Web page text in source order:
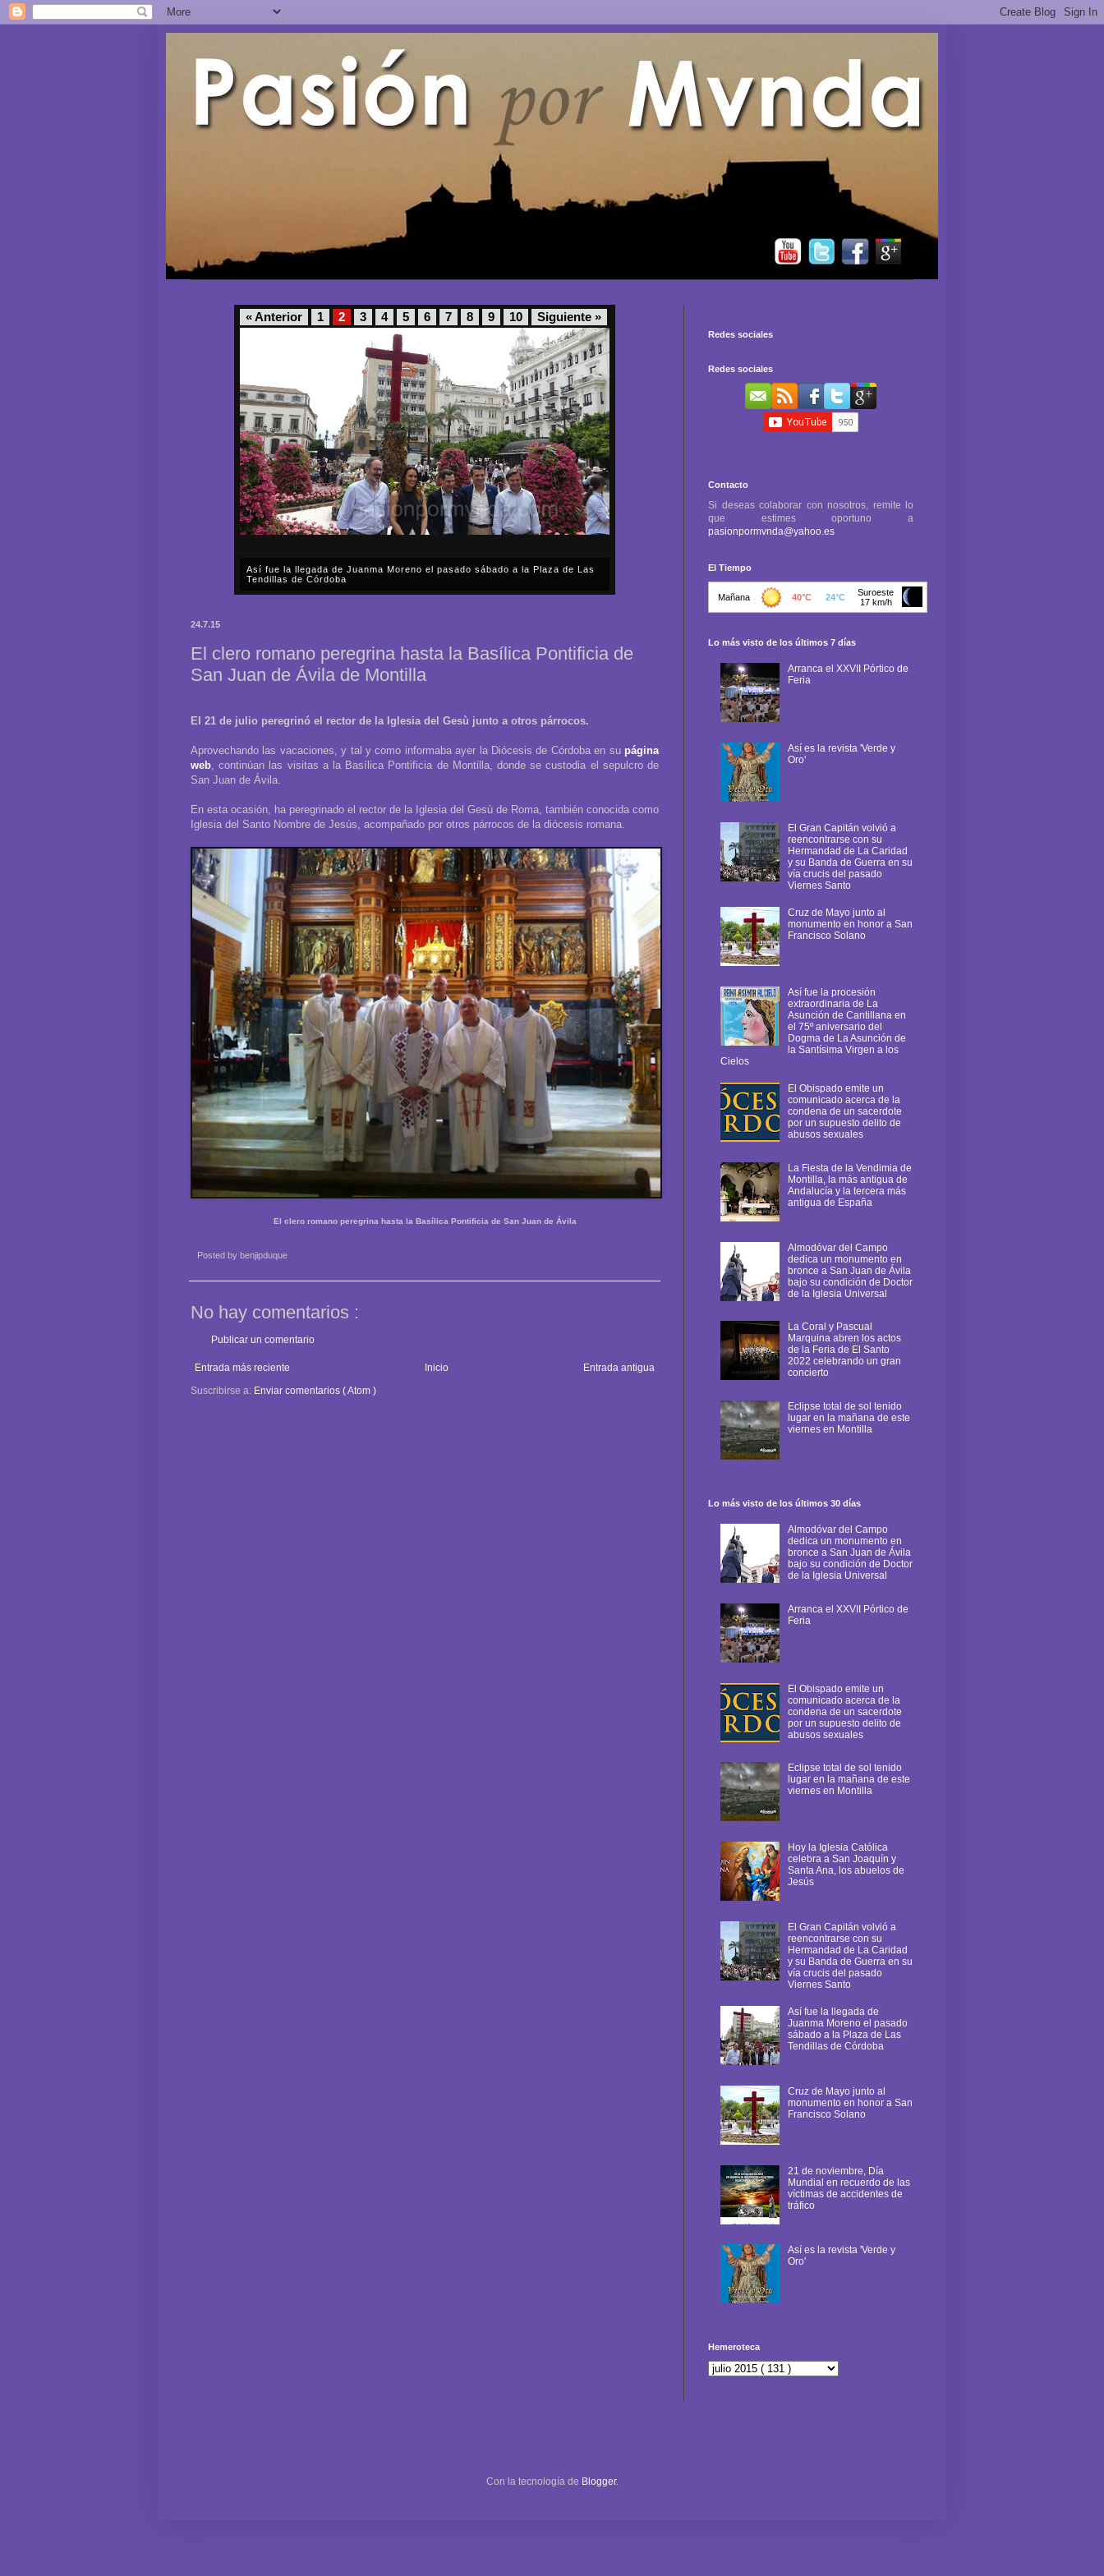
« Anterior 1 2 3 4 5 6 7 8 9 10 Siguiente »
Así fue la llegada de Juanma Moreno el pasado sábado a la Plaza de Las
Tendillas de Córdoba
24.7.15
El clero romano peregrina hasta la Basílica Pontificia de
San Juan de Ávila de Montilla
El 21 de julio peregrinó el rector de la Iglesia del Gesù junto a otros párrocos.
Aprovechando las vacaciones, y tal y como informaba ayer la Diócesis de Córdoba en su página
web , continúan las visitas a la Basílica Pontificia de Montilla, donde se custodia el sepulcro de
San Juan de Ávila.
En esta ocasión, ha peregrinado el rector de la Iglesia del Gesù de Roma, también conocida como
Iglesia del Santo Nombre de Jesús, acompañado por otros párrocos de la diócesis romana.
El clero romano peregrina hasta la Basílica Pontificia de San Juan de Ávila
Posted by benjipduque
No hay comentarios :
Publicar un comentario
Entrada más reciente Entrada antigua
Inicio
Suscribirse a: Enviar comentarios ( Atom )
Redes sociales
Redes sociales
Contacto
Si deseas colaborar con nosotros, remite lo
que estimes oportuno a
pasionpormvnda@yahoo.es
El Tiempo
Lo más visto de los últimos 7 días
Arranca el XXVII Pórtico de
Feria
Así es la revista 'Verde y
Oro'
El Gran Capitán volvió a
reencontrarse con su
Hermandad de La Caridad
y su Banda de Guerra en su
vía crucis del pasado
Viernes Santo
Cruz de Mayo junto al
monumento en honor a San
Francisco Solano
Así fue la procesión
extraordinaria de La
Asunción de Cantillana en
el 75º aniversario del
Dogma de La Asunción de
la Santísima Virgen a los
Cielos
El Obispado emite un
comunicado acerca de la
condena de un sacerdote
por un supuesto delito de
abusos sexuales
La Fiesta de la Vendimia de
Montilla, la más antigua de
Andalucía y la tercera más
antigua de España
Almodóvar del Campo
dedica un monumento en
bronce a San Juan de Ávila
bajo su condición de Doctor
de la Iglesia Universal
La Coral y Pascual
Marquina abren los actos
de la Feria de El Santo
2022 celebrando un gran
concierto
Eclipse total de sol tenido
lugar en la mañana de este
viernes en Montilla
Lo más visto de los últimos 30 días
Almodóvar del Campo
dedica un monumento en
bronce a San Juan de Ávila
bajo su condición de Doctor
de la Iglesia Universal
Arranca el XXVII Pórtico de
Feria
El Obispado emite un
comunicado acerca de la
condena de un sacerdote
por un supuesto delito de
abusos sexuales
Eclipse total de sol tenido
lugar en la mañana de este
viernes en Montilla
Hoy la Iglesia Católica
celebra a San Joaquín y
Santa Ana, los abuelos de
Jesús
El Gran Capitán volvió a
reencontrarse con su
Hermandad de La Caridad
y su Banda de Guerra en su
vía crucis del pasado
Viernes Santo
Así fue la llegada de
Juanma Moreno el pasado
sábado a la Plaza de Las
Tendillas de Córdoba
Cruz de Mayo junto al
monumento en honor a San
Francisco Solano
21 de noviembre, Día
Mundial en recuerdo de las
víctimas de accidentes de
tráfico
Así es la revista 'Verde y
Oro'
Hemeroteca
Con la tecnología de Blogger.